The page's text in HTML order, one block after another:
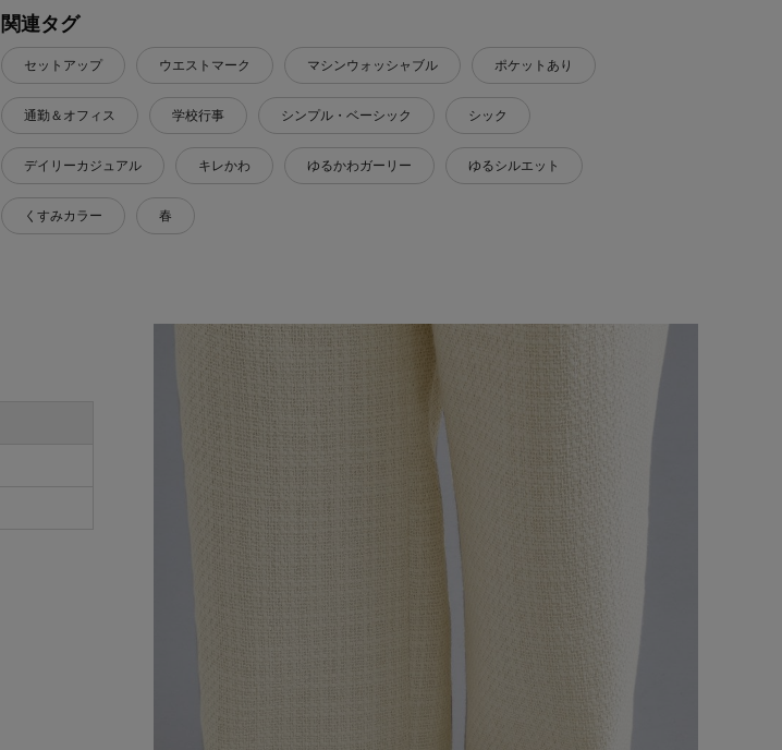
関連タグ
セットアップ ウエストマーク マシンウォッシャブル ポケットあり
通勤＆オフィス 学校行事 シンプル・ベーシック シック
デイリーカジュアル キレかわ ゆるかわガーリー ゆるシルエット
くすみカラー 春